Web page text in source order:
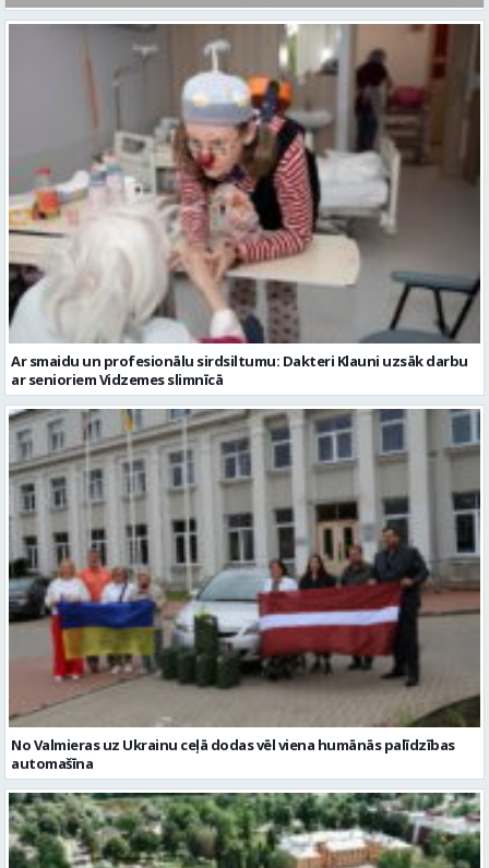
Ar smaidu un profesionālu sirdsiltumu: Dakteri Klauni uzsāk darbu
ar senioriem Vidzemes slimnīcā
No Valmieras uz Ukrainu ceļā dodas vēl viena humānās palīdzības
automašīna